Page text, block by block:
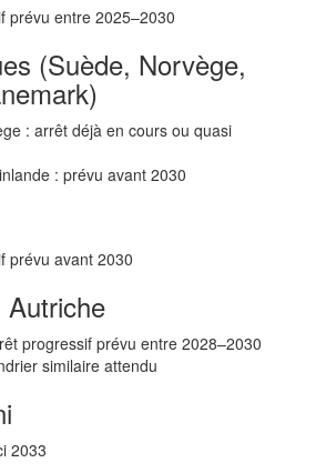
prévu entre 2025–2030
(Suède, Norvège,
: arrêt déjà en cours ou quasi
: prévu avant 2030
prévu avant 2030
progressif prévu entre 2028–2030
similaire attendu
2033